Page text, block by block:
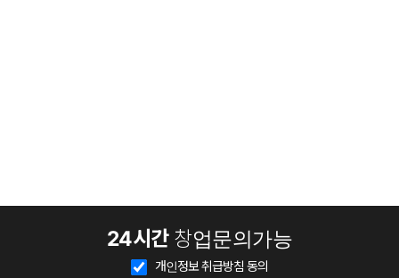
24시간창업문의가능
개인정보 취급방침 동의